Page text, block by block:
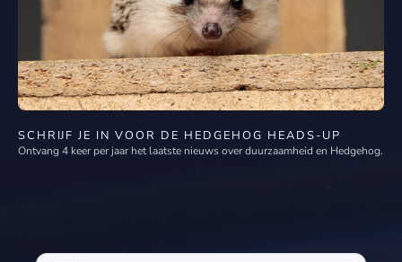
SCHRIJF JE IN VOOR DE HEDGEHOG HEADS-UP
Ontvang 4 keer per jaar het laatste nieuws over duurzaamheid en Hedgehog.